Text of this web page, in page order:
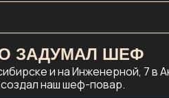
ЗАДУМАЛ ШЕФ
и на Инженерной, 7 в
наш шеф-повар.